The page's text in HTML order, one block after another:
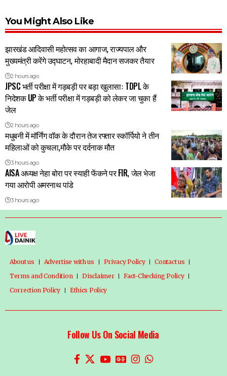
You Might Also Like
झारखंड आदिवासी महोत्सव का आगाज, राज्यपाल और
मुख्यमंत्री करेंगे उद्घाटन, मोरहाबादी मैदान सजकर तैयार
2 hours ago
JPSC भर्ती परीक्षा में गड़बड़ी पर बड़ा खुलासाः TDPL के
निदेशक UP के भर्ती परीक्षा में गड़बड़ी को लेकर जा चुका हैं
जेल
2 hours ago
मधुबनी में मॉर्निंग वॉक के दौरान तेज रफ्तार स्कॉर्पियो ने तीन
महिलाओं को कुचला,मौके पर दर्दनाक मौत
3 hours ago
AISA अध्यक्ष नेहा बोरा पर स्याही फेंकने पर FIR, जेल भेजा
गया आरोपी अमरनाथ पांडे
3 hours ago
About us Advertise with us Privacy Policy
Contact us
Terms and Condition
Disclaimer
Fact-Checking Policy
Correction Policy
Ethics Policy
Follow Us On Social Media